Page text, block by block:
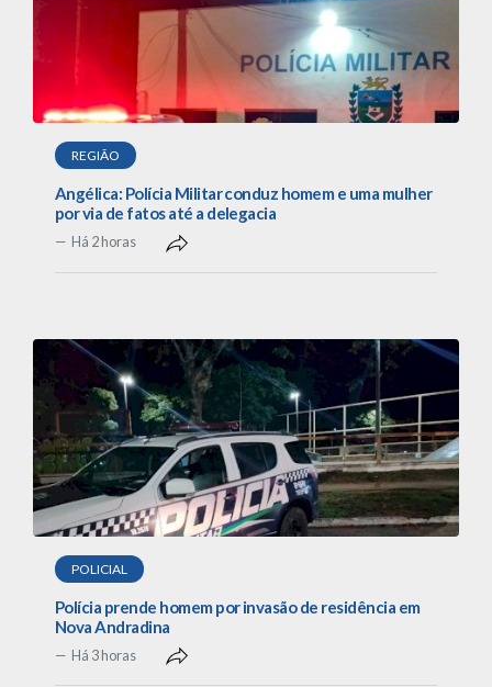
REGIÃO
Angélica: Polícia Militar conduz homem e uma mulher
por via de fatos até a delegacia
Há 2 horas
POLICIAL
Polícia prende homem por invasão de residência em
Nova Andradina
Há 3 horas